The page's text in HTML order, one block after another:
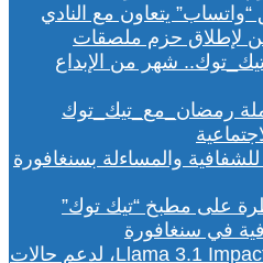
يتعاون مع النادي
لإطلاق حزم ملصقات
رمضان_مع_تيك_توك
على مطبخ “تيك توك”
في سنغافورة